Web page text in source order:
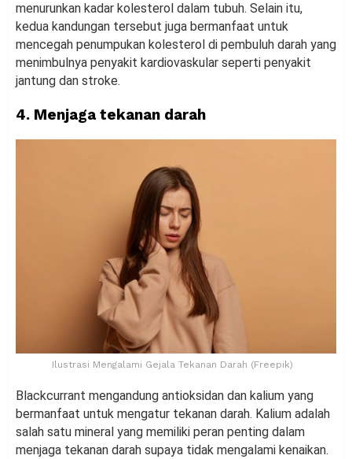
menurunkan kadar kolesterol dalam tubuh. Selain itu,
kedua kandungan tersebut juga bermanfaat untuk
mencegah penumpukan kolesterol di pembuluh darah yang
menimbulnya penyakit kardiovaskular seperti penyakit
jantung dan stroke.
4. Menjaga tekanan darah
Ilustrasi Mengalami Gejala Tekanan Darah (Freepik)
Blackcurrant mengandung antioksidan dan kalium yang
bermanfaat untuk mengatur tekanan darah. Kalium adalah
salah satu mineral yang memiliki peran penting dalam
menjaga tekanan darah supaya tidak mengalami kenaikan.